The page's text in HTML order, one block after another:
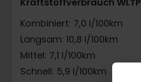
Kombiniert: 7,0 l/100km
Langsam: 10,8 l/100km
Mittel: 7,1 l/100km
Schnell: 5,9 l/100km